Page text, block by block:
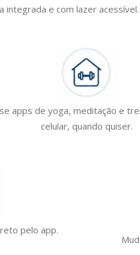
e com lazer acessível.
apps de yoga, meditação e
celular, quando quiser.
pelo app.